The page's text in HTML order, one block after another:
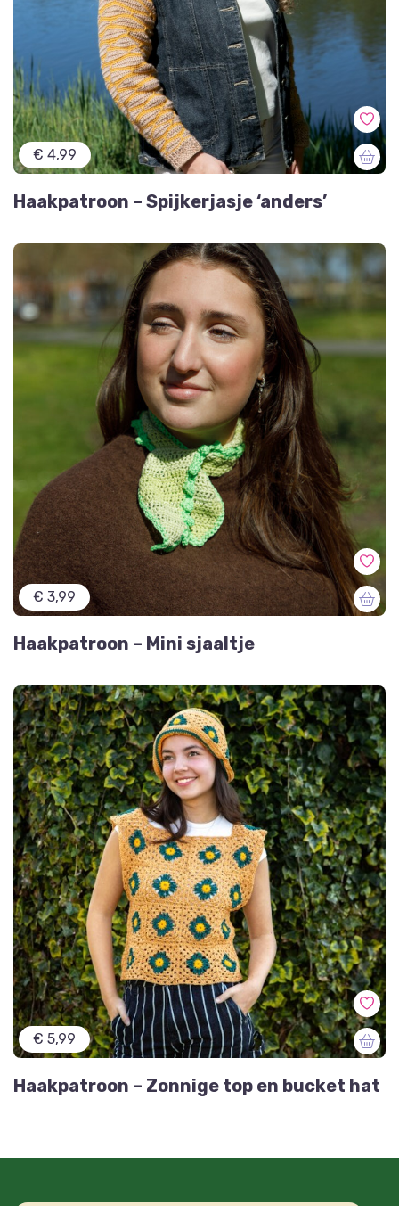
€ 4,99
Haakpatroon – Spijkerjasje ‘anders’
€ 3,99
Haakpatroon – Mini sjaaltje
€ 5,99
Haakpatroon – Zonnige top en bucket hat